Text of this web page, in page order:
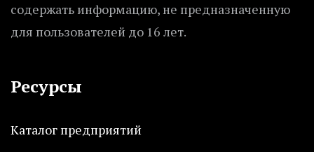
содержать информацию, не предназначенную
для пользователей до 16 лет.
Ресурсы
Каталог предприятий